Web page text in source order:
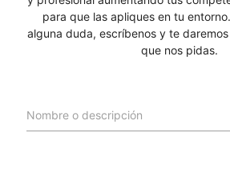
para que las apliques en tu
alguna duda, escríbenos y te
que nos pidas.
Nombre o descripción